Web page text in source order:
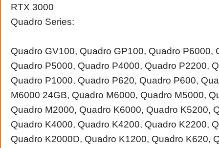
RTX 3000
Quadro Series:
Quadro GV100, Quadro GP100, Quadro P6000,
Quadro P5000, Quadro P4000, Quadro P2200,
Quadro P1000, Quadro P620, Quadro P600,
M6000 24GB, Quadro M6000, Quadro M5000,
Quadro M2000, Quadro K6000, Quadro K5200,
Quadro K4000, Quadro K4200, Quadro K2200,
Quadro K2000D, Quadro K1200, Quadro K620,